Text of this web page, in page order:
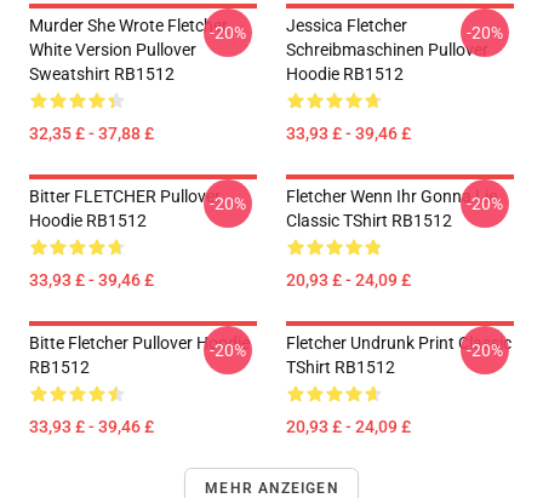
Murder She Wrote Fletcher
White Version Pullover
Sweatshirt RB1512
32,35 £ - 37,88 £
-20%
Jessica Fletcher
Schreibmaschinen Pullover
Hoodie RB1512
33,93 £ - 39,46 £
-20%
Bitter FLETCHER Pullover
Hoodie RB1512
33,93 £ - 39,46 £
-20%
Fletcher Wenn Ihr Gonna Lie
Classic TShirt RB1512
20,93 £ - 24,09 £
-20%
Bitte Fletcher Pullover Hoodie
RB1512
33,93 £ - 39,46 £
-20%
Fletcher Undrunk Print Classic
TShirt RB1512
20,93 £ - 24,09 £
-20%
MEHR ANZEIGEN